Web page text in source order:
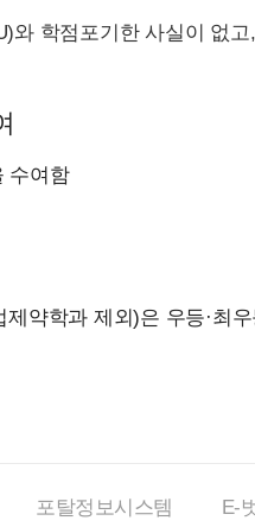
와 학점포기한 사실이 없
수여함
약학과 제외)은 우등·최
포탈정보시스템 E-